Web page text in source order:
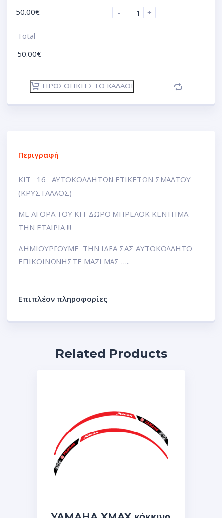
50.00€
-
+
Total
50.00€
ΠΡΟΣΘΉΚΗ ΣΤΟ ΚΑΛΆΘΙ
Περιγραφή
ΚΙΤ 16 ΑΥΤΟΚΟΛΛΗΤΩΝ ΕΤΙΚΕΤΩΝ ΣΜΑΛΤΟΥ
(ΚΡΥΣΤΑΛΛΟΣ)
ΜΕ ΑΓΟΡΑ ΤΟΥ ΚΙΤ ΔΩΡΟ ΜΠΡΕΛΟΚ ΚΕΝΤΗΜΑ
ΤΗΝ ΕΤΑΙΡΙΑ !!!
ΔΗΜΙΟΥΡΓΟΥΜΕ ΤΗΝ ΙΔΕΑ ΣΑΣ ΑΥΤΟΚΟΛΛΗΤΟ
ΕΠΙΚΟΙΝΩΝΗΣΤΕ ΜΑΖΙ ΜΑΣ …..
Επιπλέον πληροφορίες
Related Products